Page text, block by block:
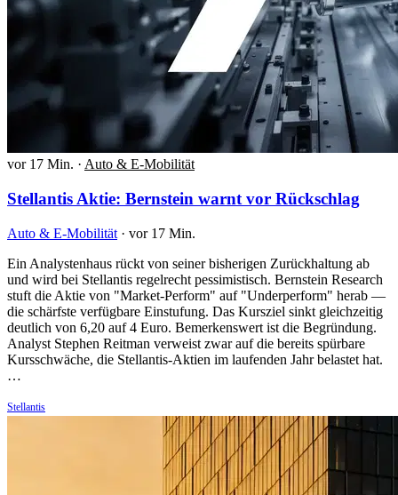
vor 17 Min. · Auto & E-Mobilität
Stellantis Aktie: Bernstein warnt vor Rückschlag
Auto & E-Mobilität · vor 17 Min.
Ein Analystenhaus rückt von seiner bisherigen Zurückhaltung ab
und wird bei Stellantis regelrecht pessimistisch. Bernstein Research
stuft die Aktie von "Market-Perform" auf "Underperform" herab —
die schärfste verfügbare Einstufung. Das Kursziel sinkt gleichzeitig
deutlich von 6,20 auf 4 Euro. Bemerkenswert ist die Begründung.
Analyst Stephen Reitman verweist zwar auf die bereits spürbare
Kursschwäche, die Stellantis-Aktien im laufenden Jahr belastet hat.
…
Stellantis